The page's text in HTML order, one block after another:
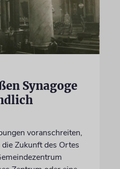
Synagoge
voranschreiten,
Zukunft des Ortes